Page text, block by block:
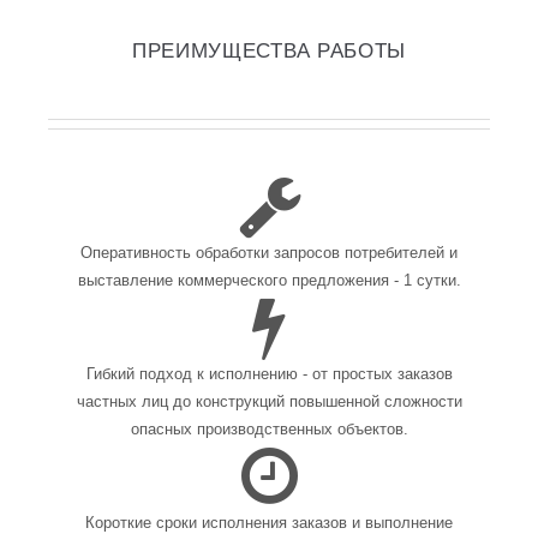
ПРЕИМУЩЕСТВА РАБОТЫ
Оперативность обработки запросов потребителей и
выставление коммерческого предложения - 1 сутки.
Гибкий подход к исполнению - от простых заказов
частных лиц до конструкций повышенной сложности
опасных производственных объектов.
Короткие сроки исполнения заказов и выполнение